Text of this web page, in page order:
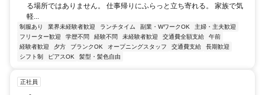
る場所ではありません。 仕事帰りにふらっと立ち寄れる。 家族で気
軽...
制服あり 業界未経験者歓迎 ランチタイム 副業・WワークOK
主婦・主夫歓迎
フリーター歓迎
学歴不問 経験不問 未経験者歓迎 交通費全額支給
午前
経験者歓迎
夕方 ブランクOK オープニングスタッフ 交通費支給
長期歓迎
シフト制
ピアスOK 髪型・髪色自由
正社員